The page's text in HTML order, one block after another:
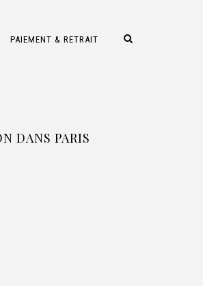
PAIEMENT & RETRAIT
DANS PARIS